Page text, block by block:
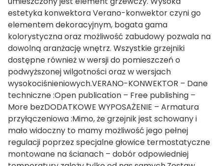
estetyka konwektora Verano-konwektor czyni go
elementem dekoracyjnym, bogata gama
kolorystyczna oraz możliwość zabudowy pozwala na
dowolną aranżację wnętrz. Wszystkie grzejniki
dostępne również w wersji do pomieszczeń o
podwyższonej wilgotności oraz w wersjach
wysokociśnieniowych.VERANO-KONWEKTOR – Dane
techniczne :Open publication – Free publishing –
More bezDODATKOWE WYPOSAŻENIE – Armatura
przyłączeniowa :Mimo, że grzejnik jest schowany i
mało widoczny to mamy możliwość jego pełnej
regulacji poprzez specjalne głowice termostatyczne
montowane na ścianach – dobór odpowiedniej